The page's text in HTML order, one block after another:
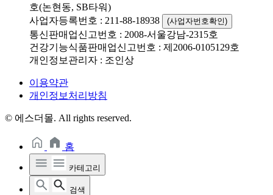
호(논현동, SB타워)
사업자등록번호 : 211-88-18938
(사업자번호확인)
통신판매업신고번호 : 2008-서울강남-2315호
건강기능식품판매업신고번호 : 제2006-0105129호
개인정보관리자 : 조인상
이용약관
개인정보처리방침
© 에스더몰. All rights reserved.
홈
카테고리
검색